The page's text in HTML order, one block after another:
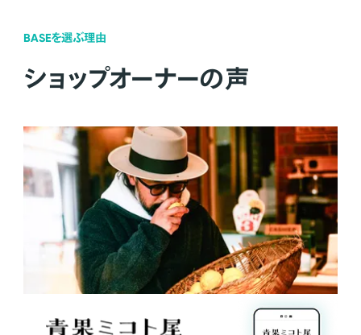
BASEを選ぶ理由
ショップオーナーの声